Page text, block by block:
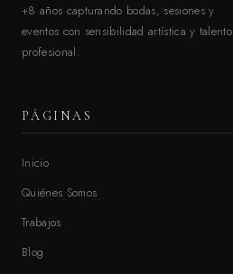
+8 años capturando bodas, sesiones y
eventos con sensibilidad artística y talento
profesional.
PÁGINAS
Inicio
Quiénes Somos
Trabajos
Blog